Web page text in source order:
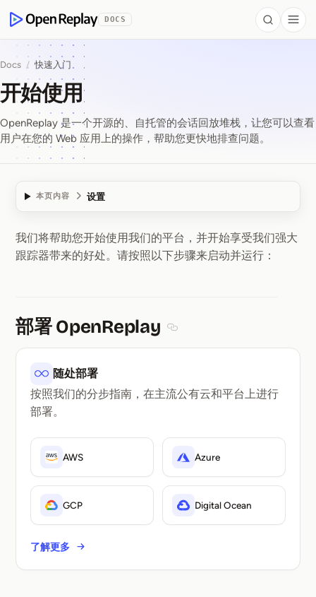
OpenReplay
DOCS Search
Docs / 快速入门
开始使用
OpenReplay 是一个开源的、自托管的会话回放堆栈，让您可以查看
用户在您的 Web 应用上的操作，帮助您更快地排查问题。
本页内容 设置
开始使用
我们将帮助您开始使用我们的平台，并开始享受我们强大
跟踪器带来的好处。请按照以下步骤来启动并运行：
部署 OpenReplay
随处部署
按照我们的分步指南，在主流公有云和平台上进行
部署。
AWS Azure
GCP Digital Ocean
了解更多